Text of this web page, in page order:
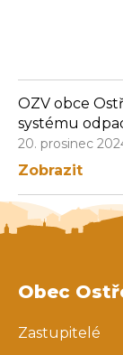
OZV obce
systému
20. prosinec
Zobrazit
Obec
Zastupitelé